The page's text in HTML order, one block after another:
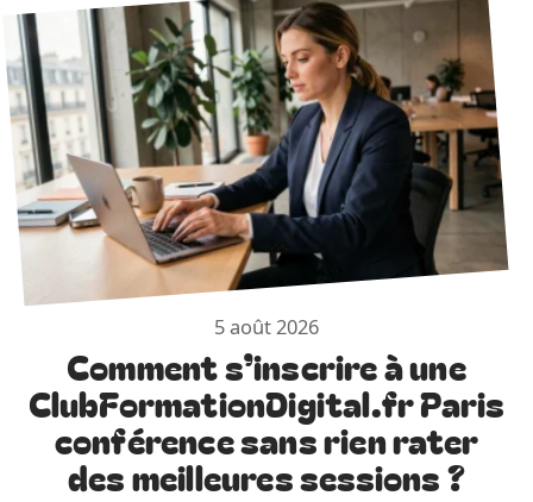
5 août 2026
Comment s’inscrire à une
ClubFormationDigital.fr Paris
conférence sans rien rater
des meilleures sessions ?